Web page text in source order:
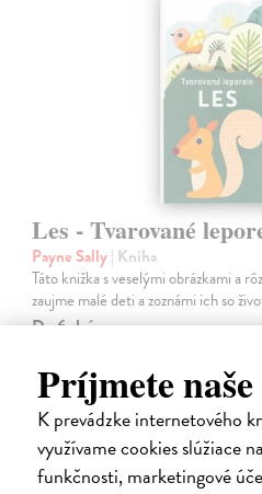
Príjmete naše
K prevádzke internetového
využívame cookies slúžiace
funkčnosti, marketingové
Les - Tvarované
Payne Sally| Kniha
Táto knižka s veselými obrázkami a
zaujme malé deti a zoznámi ich so
Do 6 dní
7,66 €
7,90 € ?